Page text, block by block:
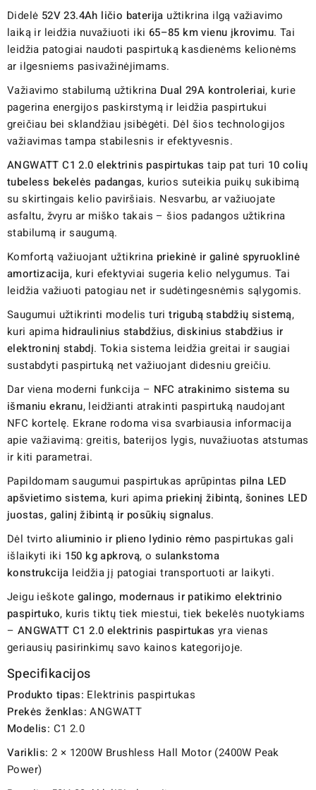
Didelė 52V 23.4Ah ličio baterija užtikrina ilgą važiavimo
laiką ir leidžia nuvažiuoti iki 65–85 km vienu įkrovimu. Tai
leidžia patogiai naudoti paspirtuką kasdienėms kelionėms
ar ilgesniems pasivažinėjimams.
Važiavimo stabilumą užtikrina Dual 29A kontroleriai, kurie
pagerina energijos paskirstymą ir leidžia paspirtukui
greičiau bei sklandžiau įsibėgėti. Dėl šios technologijos
važiavimas tampa stabilesnis ir efektyvesnis.
ANGWATT C1 2.0 elektrinis paspirtukas taip pat turi 10 colių
tubeless bekelės padangas, kurios suteikia puikų sukibimą
su skirtingais kelio paviršiais. Nesvarbu, ar važiuojate
asfaltu, žvyru ar miško takais – šios padangos užtikrina
stabilumą ir saugumą.
Komfortą važiuojant užtikrina priekinė ir galinė spyruoklinė
amortizacija, kuri efektyviai sugeria kelio nelygumus. Tai
leidžia važiuoti patogiau net ir sudėtingesnėmis sąlygomis.
Saugumui užtikrinti modelis turitrigubą stabdžių sistemą,
kuri apima hidraulinius stabdžius, diskinius stabdžius ir
elektroninį stabdį. Tokia sistema leidžia greitai ir saugiai
sustabdyti paspirtuką net važiuojant didesniu greičiu.
Dar viena moderni funkcija – NFC atrakinimo sistema su
išmaniu ekranu, leidžianti atrakinti paspirtuką naudojant
NFC kortelę. Ekrane rodoma visa svarbiausia informacija
apie važiavimą: greitis, baterijos lygis, nuvažiuotas atstumas
ir kiti parametrai.
Papildomam saugumui paspirtukas aprūpintas pilna LED
apšvietimo sistema, kuri apima priekinį žibintą, šonines LED
juostas, galinį žibintą ir posūkių signalus.
Dėl tvirtoaliuminio ir plieno lydinio rėmo paspirtukas gali
išlaikyti iki 150 kg apkrovą, o sulankstoma
konstrukcija leidžia jį patogiai transportuoti ar laikyti.
Jeigu ieškote galingo, modernaus ir patikimo elektrinio
paspirtuko, kuris tiktų tiek miestui, tiek bekelės nuotykiams
– ANGWATT C1 2.0 elektrinis paspirtukas yra vienas
geriausių pasirinkimų savo kainos kategorijoje.
Specifikacijos
Produkto tipas: Elektrinis paspirtukas
Prekės ženklas: ANGWATT
Modelis: C1 2.0
Variklis: 2 × 1200W Brushless Hall Motor (2400W Peak
Power)